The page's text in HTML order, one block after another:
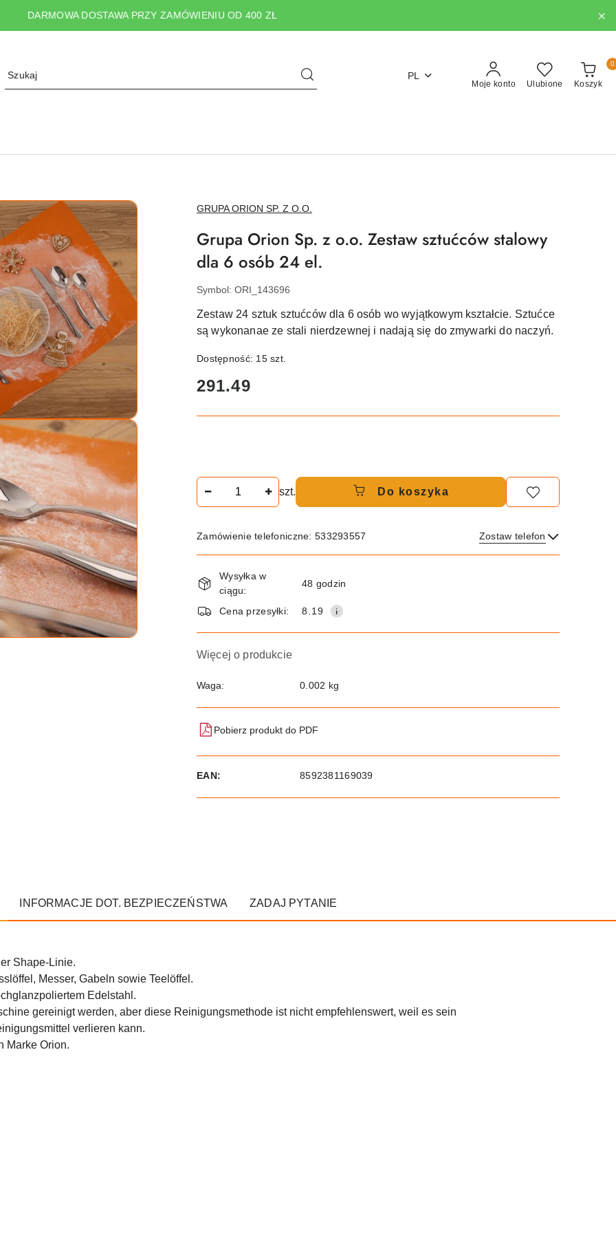
DARMOWA DOSTAWA PRZY ZAMÓWIENIU OD 400 ZŁ
PL
Moje konto Ulubione Koszyk
0
NAZWA
PRODUCENTA:
GRUPA ORION SP. Z O.O.
Grupa Orion Sp. z o.o. Zestaw sztućców stalowy
dla 6 osób 24 el.
Symbol: ORI_143696
Zestaw 24 sztuk sztućców dla 6 osób wo wyjątkowym kształcie. Sztućce
są wykonanae ze stali nierdzewnej i nadają się do zmywarki do naczyń.
Dostępność: 15szt.
cena:
291.49
szt. Do koszyka
Zamówienie telefoniczne: 533293557 Zostaw telefon
Wyślij
Dostępność
i
dostawa
Wysyłka w
ciągu:
48 godzin
Cena przesyłki: 8.19
Więcej o produkcie
Waga: 0.002 kg
Pobierz produkt do PDF
EAN: 8592381169039
INFORMACJE DOT. BEZPIECZEŃSTWA ZADAJ PYTANIE
Shape-Linie.
Messer, Gabeln sowie Teelöffel.
Edelstahl.
gereinigt werden, aber diese Reinigungsmethode ist nicht empfehlenswert, weil es sein
verlieren kann.
Marke Orion.